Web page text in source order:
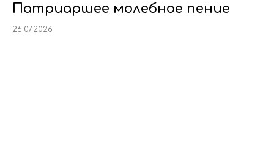
Патриаршее молебное пение
26.07.2026